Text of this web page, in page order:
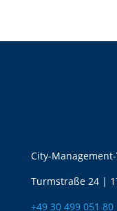
City-
Turmstraße 24 |
+49 30 499 051 80